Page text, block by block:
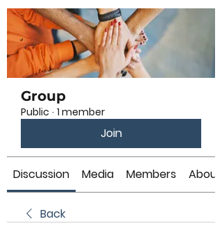
Group
Public · 1 member
Join
Discussion Media Members About
Back